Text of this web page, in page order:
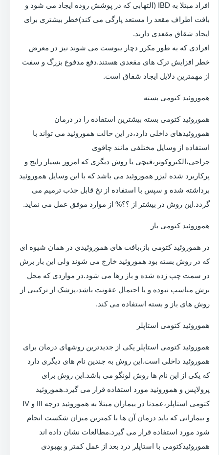
افراد مبتلا به IBD (التهابی که در پوشش روده ایجاد می شود و
بافت اطراف مقعد را مستعد پارگی می کند)خطر بیشتری برای
ایجاد شقاق مقعدی دارند.
افرادی که به طور مکرر دچار یبوست می شوند نیز در معرض
خطر افزایش ترک های مقعدی هستند.دفع مدفوع بزرگ و سفت
از مهمترین دلایل ایجاد شقاق است.
هموروئید کتومی بسته
هموروئید کتومی بسته بیشترین استفاده را در درمان
هموروئیدهای داخلی دارد،در این حالت هموروئید می تواند با
استفاده از وسایل مختلفی مانند چاقوی
جراحی،الکتروکوتر،قیچی یا روش دیگری که امروز بسیار رایج و
پرکاربرد شده لیزر هموروئید می باشد که با این وسایل هموروئید
برداشته شده و سپس با استفاده از نخ قابل جذب ترمیم می
گردد.این روش در بیشتر از ؟؟% از موارد موفق عمل می نماید.
هموروئید کتومی باز
در هموروئید کتومی باز،بافت های هموروئیدی در همان شیوه ای
که در روش بسته بود هموروئید خارج می شوند ولی این بار برش
در سمت چپ زده شده و باز رها می شود.در مواردی که محل
برش مناسب نبوده و یا احتمال عفونت باشد،پزشک از ترکیبی از
روش های باز و بسته استفاده می کند.
هموروئید کتومی استاپلر
هموروئید کتومی استاپلر یکی از جدیدترین روشهای درمان برای
هموروئید داخلی است.این روش به چندین نام های دیگری دارد
که یکی از این نام ها روش لونگو می باشد.این روش برای
پرولاپس و هموروئید مورد استفاده قرار می گیرد.هموروئید
کتومی استاپلر،عمدتا در بیماران مبتلا به هموروئید درجه III و IV
و بیمارانی که باید درمان آن ها با کمترین میزان شکست انجام
شود مورد استفاده قرار می گیرد.مطالعات نشان داده اند
هموروئیدکتومی با استاپلر درد بعد از عمل کمتر و بهبودی